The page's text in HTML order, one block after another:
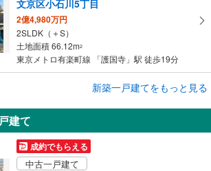
文京区小石川5丁目
2億4,980万円
2SLDK（＋S）
土地面積 66.12m2
東京メトロ有楽町線 「護国寺」駅 徒歩19分
豊島区雑司が谷1丁目
8,180万円
4LDK
土地面積 59.03m2
東京メトロ有楽町線 「護国寺」駅 徒歩6分
新築一戸建てをもっと見る
建て
成約でもらえる
中古一戸建て